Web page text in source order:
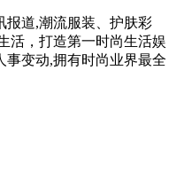
报道,潮流服装、护肤彩
活，打造第一时尚生活娱
事变动,拥有时尚业界最全